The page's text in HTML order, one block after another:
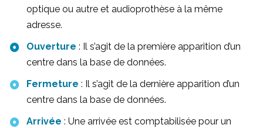
se lancent dans la distribution avant
d’être rachetées par des groupes si elles
autres disparaissant.
Réagissez
optique ou autre et audioprothèse à la même
adresse.
Ouverture : Il s’agit de la première apparition d’un
centre dans la base de données.
Fermeture : Il s’agit de la dernière apparition d’un
centre dans la base de données.
Arrivée : Une arrivée est comptabilisée pour un